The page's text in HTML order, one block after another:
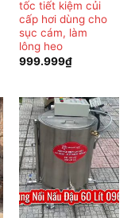
tốc tiết kiệm củi
cấp hơi dùng cho
sục cám, làm
lông heo
999.999₫